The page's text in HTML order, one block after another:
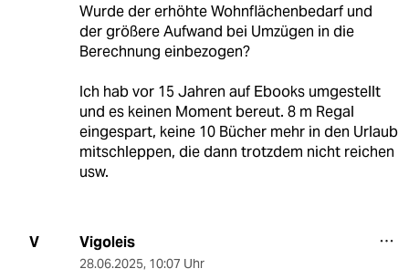
Wurde der erhöhte Wohnflächenbedarf und
der größere Aufwand bei Umzügen in die
Berechnung einbezogen?
Ich hab vor 15 Jahren auf Ebooks umgestellt
und es keinen Moment bereut. 8 m Regal
eingespart, keine 10 Bücher mehr in den Urlaub
mitschleppen, die dann trotzdem nicht reichen
usw.
V Vigoleis
28.06.2025, 10:07 Uhr